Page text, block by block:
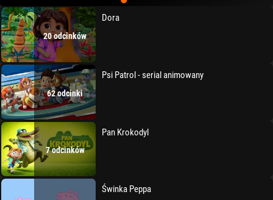
20 odcinków
Dora
62 odcinki
Psi Patrol - serial animowany
7 odcinków
Pan Krokodyl
Świnka Peppa